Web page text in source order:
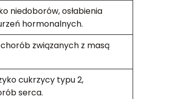
niedoborów, osłabienia
hormonalnych.
związanych z masą
cukrzycy typu 2,
serca.